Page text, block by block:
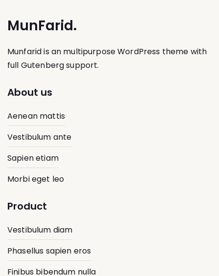
MunFarid.
Munfarid is an multipurpose WordPress theme with
full Gutenberg support.
About us
Aenean mattis
Vestibulum ante
Sapien etiam
Morbi eget leo
Product
Vestibulum diam
Phasellus sapien eros
Finibus bibendum nulla